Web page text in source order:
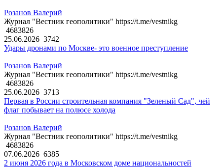
Розанов Валерий
Журнал "Вестник геополитики" https://t.me/vestnikg
4683826
25.06.2026 3742
Удары дронами по Москве- это военное преступление
Розанов Валерий
Журнал "Вестник геополитики" https://t.me/vestnikg
4683826
25.06.2026 3713
Первая в России строительная компания "Зеленый Сад", чей
флаг побывает на полюсе холода
Розанов Валерий
Журнал "Вестник геополитики" https://t.me/vestnikg
4683826
07.06.2026 6385
2 июня 2026 года в Московском доме национальностей